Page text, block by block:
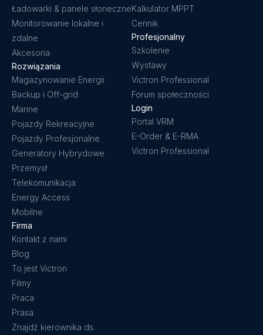
Ładowarki & panele słoneczne
Monitorowanie lokalne i
zdalne
Akcesoria
Rozwiązania
Magazynowanie Energii
Backup i Off-grid
Marine
Pojazdy Rekreacyjne
Pojazdy Profesjonalne
Generatory Hybrydowe
Przemysł
Telekomunikacja
Energy Access
Mobilne
Firma
Kontakt z nami
Blog
To jest Victron
Filmy
Praca
Prasa
Znajdź kierownika ds.
Kalkulator MPPT
Cennik
Profesjonalny
Szkolenie
Wystawy
Victron Professional
Forum społeczności
Login
Portal VRM
E-Order & E-RMA
Victron Professional